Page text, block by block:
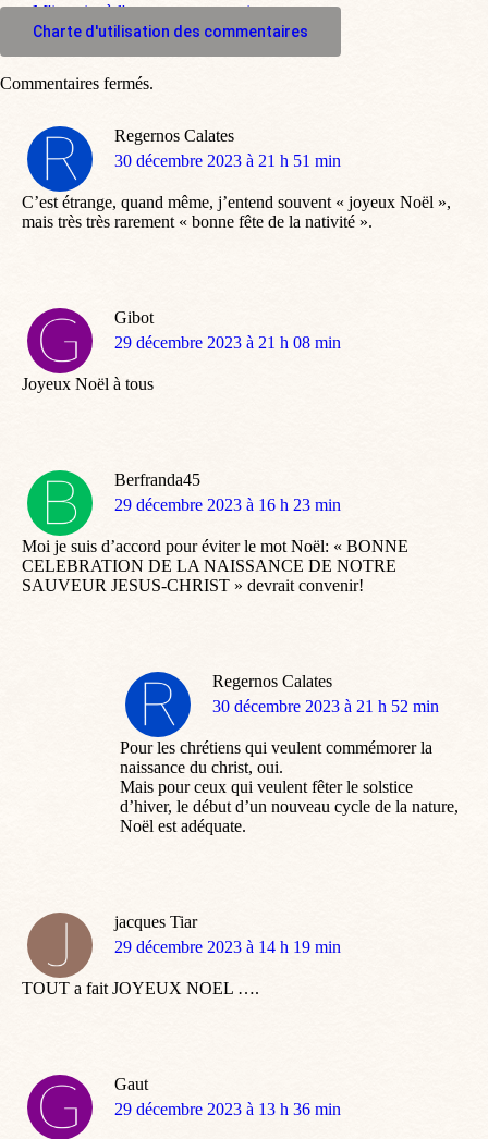
M'inscrire à l'espace commentaire
Charte d'utilisation des commentaires
Regernos Calates
dit
30 décembre 2023 à 21 h 51 min
C’est étrange, quand même, j’entend souvent « joyeux Noël »,
mais très très rarement « bonne fête de la nativité ».
Gibot
dit
29 décembre 2023 à 21 h 08 min
Joyeux Noël à tous
Berfranda45
dit
29 décembre 2023 à 16 h 23 min
Moi je suis d’accord pour éviter le mot Noël: « BONNE
CELEBRATION DE LA NAISSANCE DE NOTRE
SAUVEUR JESUS-CHRIST » devrait convenir!
Regernos Calates
dit
30 décembre 2023 à 21 h 52 min
Pour les chrétiens qui veulent commémorer la
naissance du christ, oui.
Mais pour ceux qui veulent fêter le solstice
d’hiver, le début d’un nouveau cycle de la nature,
Noël est adéquate.
jacques Tiar
dit
29 décembre 2023 à 14 h 19 min
TOUT a fait JOYEUX NOEL ….
Gaut
dit
29 décembre 2023 à 13 h 36 min
Commentaires fermés.